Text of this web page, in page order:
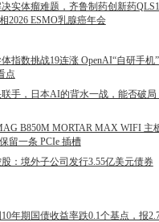
实体瘤难题，齐鲁制药创新药
2026 ESMO乳腺癌年会
指数挑战19连涨 OpenAI“自研手机
点
手，日本AI的背水一战，能否破局
B850M MORTAR MAX WIFI 主
留一条 PCIe 插槽
：境外子公司发行3.55亿美元债券
年期国债收益率跌0.1个基点，报